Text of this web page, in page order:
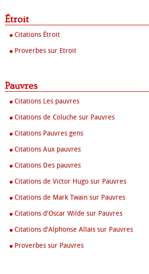
Étroit
Citations Étroit
Proverbes sur Etroit
Pauvres
Citations Les pauvres
Citations de Coluche sur Pauvres
Citations Pauvres gens
Citations Aux pauvres
Citations Des pauvres
Citations de Victor Hugo sur Pauvres
Citations de Mark Twain sur Pauvres
Citations d'Oscar Wilde sur Pauvres
Citations d'Alphonse Allais sur Pauvres
Proverbes sur Pauvres